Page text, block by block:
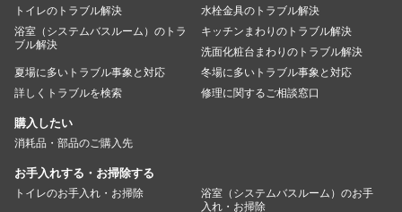
トイレのトラブル解決
水栓金具のトラブル解決
浴室（システムバスルーム）のトラ
ブル解決
キッチンまわりのトラブル解決
洗面化粧台まわりのトラブル解決
夏場に多いトラブル事象と対応
冬場に多いトラブル事象と対応
詳しくトラブルを検索
修理に関するご相談窓口
購入したい
消耗品・部品のご購入先
お手入れする・お掃除する
トイレのお手入れ・お掃除
浴室（システムバスルーム）のお手
入れ・お掃除